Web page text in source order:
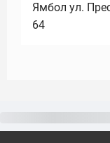
Ямбол ул.
64